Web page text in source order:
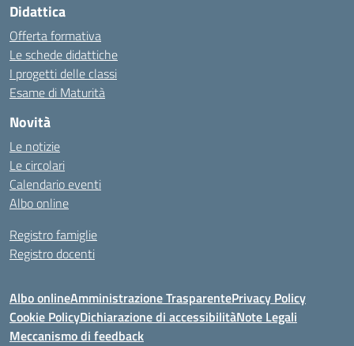
Didattica
Offerta formativa
Le schede didattiche
I progetti delle classi
Esame di Maturità
Novità
Le notizie
Le circolari
Calendario eventi
Albo online
Registro famiglie
Registro docenti
Albo onlineAmministrazione TrasparentePrivacy Policy
Cookie PolicyDichiarazione di accessibilitàNote Legali
Meccanismo di feedback